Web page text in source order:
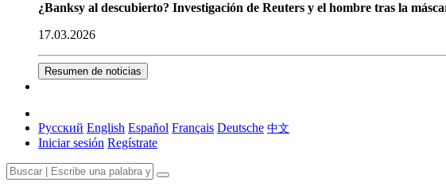
¿Banksy al descubierto? Investigación de Reuters y el hombre tras la
17.03.2026
Resumen de noticias
Русский English Español Français Deutsche 中文
Iniciar sesión Regístrate